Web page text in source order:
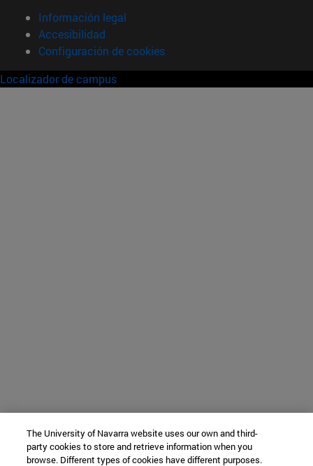
Información legal
Accesibilidad
Configuración de cookies
Localizador de campus
The University of Navarra website uses our own and third-
party cookies to store and retrieve information when you
browse. Different types of cookies have different purposes.